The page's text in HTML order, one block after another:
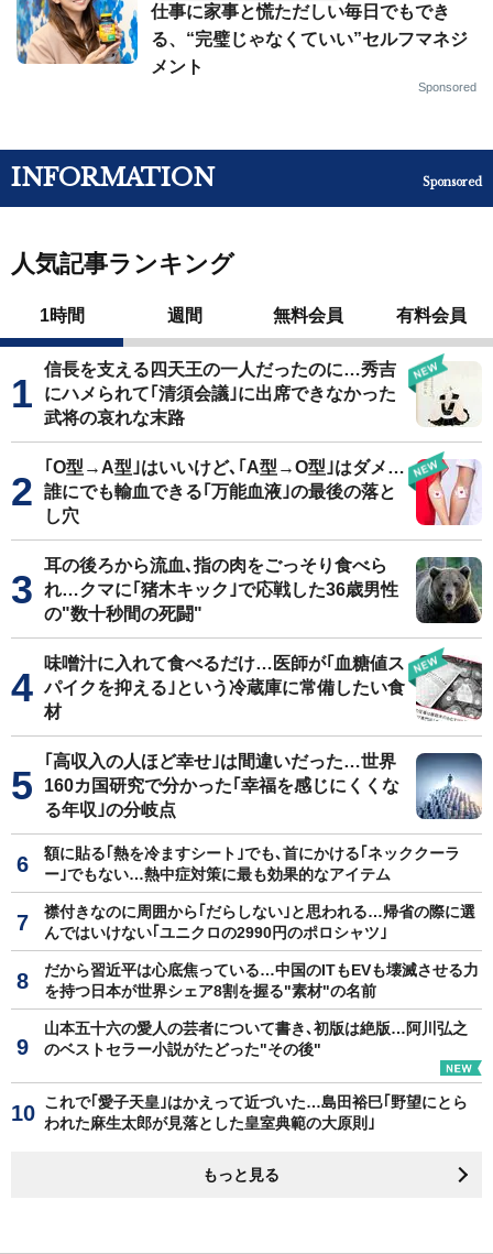
仕事に家事と慌ただしい毎日でもでき
る、“完璧じゃなくていい”セルフマネジ
メント
Sponsored
INFORMATION Sponsored
人気記事ランキング
1時間 週間 無料会員 有料会員
信長を支える四天王の一人だったのに…秀吉
にハメられて｢清須会議｣に出席できなかった
武将の哀れな末路
｢O型→A型｣はいいけど､｢A型→O型｣はダメ…
誰にでも輸血できる｢万能血液｣の最後の落と
し穴
耳の後ろから流血､指の肉をごっそり食べら
れ…クマに｢猪木キック｣で応戦した36歳男性
の"数十秒間の死闘"
味噌汁に入れて食べるだけ…医師が｢血糖値ス
パイクを抑える｣という冷蔵庫に常備したい食
材
｢高収入の人ほど幸せ｣は間違いだった…世界
160カ国研究で分かった｢幸福を感じにくくな
る年収｣の分岐点
額に貼る｢熱を冷ますシート｣でも､首にかける｢ネッククーラ
ー｣でもない…熱中症対策に最も効果的なアイテム
襟付きなのに周囲から｢だらしない｣と思われる…帰省の際に選
んではいけない｢ユニクロの2990円のポロシャツ｣
だから習近平は心底焦っている…中国のITもEVも壊滅させる力
を持つ日本が世界シェア8割を握る"素材"の名前
山本五十六の愛人の芸者について書き､初版は絶版…阿川弘之
のベストセラー小説がたどった"その後"
これで｢愛子天皇｣はかえって近づいた…島田裕巳｢野望にとら
われた麻生太郎が見落とした皇室典範の大原則｣
もっと見る